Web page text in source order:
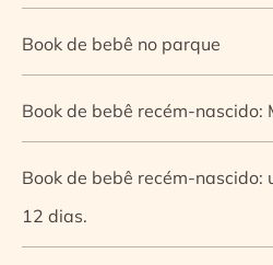
Book de bebê no parque
Book de bebê recém-nascido:
Book de bebê recém-nascido:
12 dias.